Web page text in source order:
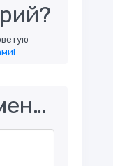
Твой комментарий..